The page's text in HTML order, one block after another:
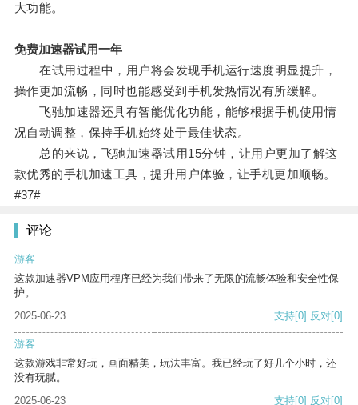
大功能。
免费加速器试用一年
在试用过程中，用户将会发现手机运行速度明显提升，
操作更加流畅，同时也能感受到手机发热情况有所缓解。
飞驰加速器还具有智能优化功能，能够根据手机使用情
况自动调整，保持手机始终处于最佳状态。
总的来说，飞驰加速器试用15分钟，让用户更加了解这
款优秀的手机加速工具，提升用户体验，让手机更加顺畅。
#37#
评论
游客
这款加速器VPM应用程序已经为我们带来了无限的流畅体验和安全性保
护。
2025-06-23
支持[0] 反对[0]
游客
这款游戏非常好玩，画面精美，玩法丰富。我已经玩了好几个小时，还
没有玩腻。
2025-06-23
支持[0] 反对[0]